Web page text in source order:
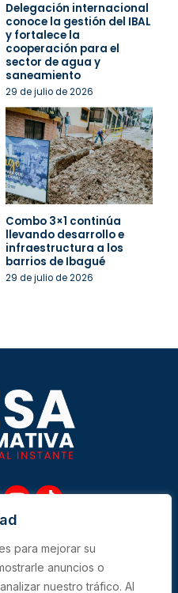
para mejorar su
anuncios o
nuestro tráfico. Al
Delegación internacional
conoce la gestión del IBAL
y fortalece la
cooperación para el
sector de agua y
saneamiento
29 de julio de 2026
Combo 3×1 continúa
llevando desarrollo e
infraestructura a los
barrios de Ibagué
29 de julio de 2026
Y
u
t
u
b
T
t
o
k